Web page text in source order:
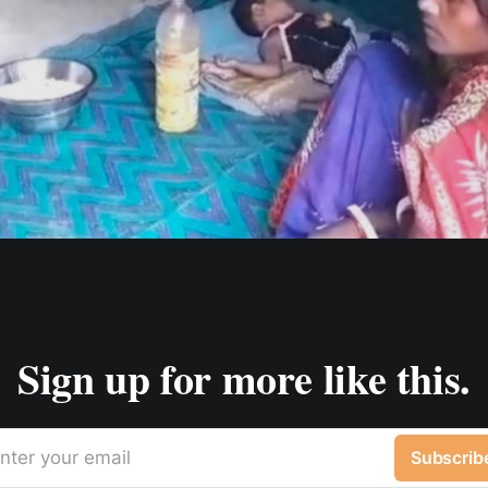
Sign up for more like this.
your email